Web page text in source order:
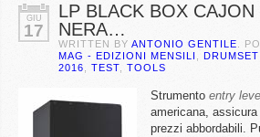
GIU
17
LP BLACK BOX CAJON
NERA…
WRITTEN BY ANTONIO GENTILE .
MAG - EDIZIONI MENSILI
2016
TEST TOOLS
Strumento entry
americana,
prezzi abbordabili.